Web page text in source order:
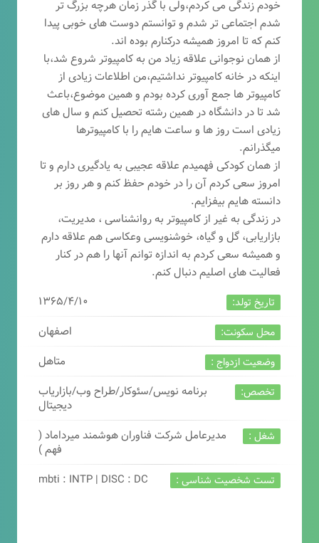
خودم زندگی می کردم،ولی با گذر زمان هرچه بزرگ تر
شدم اجتماعی تر شدم و توانستم دوست های خوبی پیدا
کنم که تا امروز همیشه درکنارم بوده اند.
از همان نوجوانی علاقه زیاد من به کامپیوتر شروع شد،با
اینکه در خانه کامپیوتر نداشتیم،من اطلاعات زیادی از
کامپیوتر ها جمع آوری کرده بودم و همین موضوع،باعث
شد تا در دانشگاه در همین رشته تحصیل کنم و سال های
زیادی است روز ها و ساعت هایم را با کامپیوترها
میگذرانم.
از همان کودکی فهمیدم علاقه عجیبی به یادگیری دارم و تا
امروز سعی کردم آن را در خودم حفظ کنم و هر روز بر
دانسته هایم بیفزایم.
در زندگی به غیر از کامپیوتر به روانشناسی ، مدیریت،
بازاریابی، گل و گیاه، خوشنویسی وعکاسی هم علاقه دارم
و همیشه سعی کردم به اندازه توانم آنها را هم در کنار
فعالیت های اصلیم دنبال کنم.
تاریخ تولد: ۱۳۶۵/۴/۱۰
محل سکونت: اصفهان
وضعیت ازدواج : متاهل
تخصص:
برنامه نویس/سئوکار/طراح وب/بازاریاب
دیجیتال
شغل :
مدیرعامل شرکت فناوران هوشمند میرداماد (
فهم )
تست شخصیت شناسی : mbti : INTP | DISC : DC